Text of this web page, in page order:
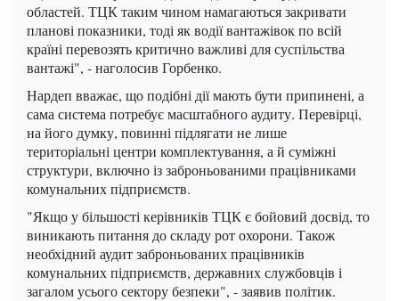
областей. ТЦК таким чином намагаються закривати
планові показники, тоді як водії вантажівок по всій
країні перевозять критично важливі для суспільства
вантажі", - наголосив Горбенко.
Нардеп вважає, що подібні дії мають бути припинені, а
сама система потребує масштабного аудиту. Перевірці,
на його думку, повинні підлягати не лише
територіальні центри комплектування, а й суміжні
структури, включно із заброньованими працівниками
комунальних підприємств.
"Якщо у більшості керівників ТЦК є бойовий досвід, то
виникають питання до складу рот охорони. Також
необхідний аудит заброньованих працівників
комунальних підприємств, державних службовців і
загалом усього сектору безпеки", - заявив політик.